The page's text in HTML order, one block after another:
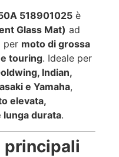
518901025 è
Glass Mat) ad
per moto di grossa
touring. Ideale per
Indian,
e Yamaha,
elevata,
lunga durata.